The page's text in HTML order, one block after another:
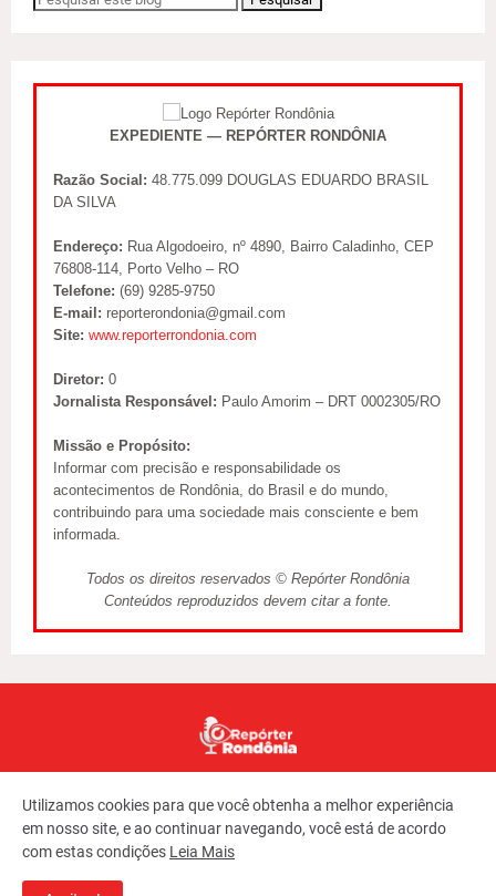
EXPEDIENTE — REPÓRTER RONDÔNIA
Razão Social: 48.775.099 DOUGLAS EDUARDO BRASIL
DA SILVA
Endereço: Rua Algodoeiro, nº 4890, Bairro Caladinho, CEP
76808-114, Porto Velho – RO
Telefone: (69) 9285-9750
E-mail: reporterondonia@gmail.com
Site: www.reporterrondonia.com
Diretor: 0
Jornalista Responsável: Paulo Amorim – DRT 0002305/RO
Missão e Propósito:
Informar com precisão e responsabilidade os
acontecimentos de Rondônia, do Brasil e do mundo,
contribuindo para uma sociedade mais consciente e bem
informada.
Todos os direitos reservados © Repórter Rondônia
Conteúdos reproduzidos devem citar a fonte.
Utilizamos cookies para que você obtenha a melhor experiência
em nosso site, e ao continuar navegando, você está de acordo
com estas condições Leia Mais